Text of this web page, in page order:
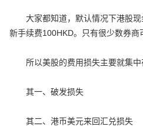
大家都知道，默认情况下港股现
新手续费100HKD。只有很少数券商
所以美股的费用损失主要就集中
其一、破发损失
其二、港币美元来回汇兑损失